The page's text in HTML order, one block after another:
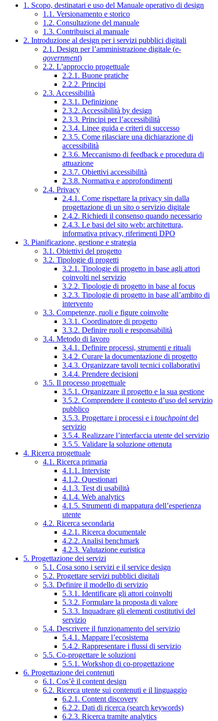
1. Scopo, destinatari e uso del Manuale operativo di design
1.1. Versionamento e storico
1.2. Consultazione del manuale
1.3. Contribuisci al manuale
2. Introduzione al design per i servizi pubblici digitali
2.1. Design per l’amministrazione digitale (e-
government)
2.2. L’approccio progettuale
2.2.1. Buone pratiche
2.2.2. Principi
2.3. Accessibilità
2.3.1. Definizione
2.3.2. Accessibilità by design
2.3.3. Principi per l’accessibilità
2.3.4. Linee guida e criteri di successo
2.3.5. Come rilasciare una dichiarazione di
accessibilità
2.3.6. Meccanismo di feedback e procedura di
attuazione
2.3.7. Obiettivi accessibilità
2.3.8. Normativa e approfondimenti
2.4. Privacy
2.4.1. Come rispettare la privacy sin dalla
progettazione di un sito o servizio digitale
2.4.2. Richiedi il consenso quando necessario
2.4.3. Le basi del sito web: architettura,
informativa privacy, riferimenti DPO
3. Pianificazione, gestione e strategia
3.1. Obiettivi del progetto
3.2. Tipologie di progetti
3.2.1. Tipologie di progetto in base agli attori
coinvolti nel servizio
3.2.2. Tipologie di progetto in base al focus
3.2.3. Tipologie di progetto in base all’ambito di
intervento
3.3. Competenze, ruoli e figure coinvolte
3.3.1. Coordinatore di progetto
3.3.2. Definire ruoli e responsabilità
3.4. Metodo di lavoro
3.4.1. Definire processi, strumenti e rituali
3.4.2. Curare la documentazione di progetto
3.4.3. Organizzare tavoli tecnici collaborativi
3.4.4. Prendere decisioni
3.5. Il processo progettuale
3.5.1. Organizzare il progetto e la sua gestione
3.5.2. Comprendere il contesto d’uso del servizio
pubblico
3.5.3. Progettare i processi e i touchpointdel
servizio
3.5.4. Realizzare l’interfaccia utente del servizio
3.5.5. Validare la soluzione ottenuta
4. Ricerca progettuale
4.1. Ricerca primaria
4.1.1. Interviste
4.1.2. Questionari
4.1.3. Test di usabilità
4.1.4. Web analytics
4.1.5. Strumenti di mappatura dell’esperienza
utente
4.2. Ricerca secondaria
4.2.1. Ricerca documentale
4.2.2. Analisi benchmark
4.2.3. Valutazione euristica
5. Progettazione dei servizi
5.1. Cosa sono i servizi e il service design
5.2. Progettare servizi pubblici digitali
5.3. Definire il modello di servizio
5.3.1. Identificare gli attori coinvolti
5.3.2. Formulare la proposta di valore
5.3.3. Inquadrare gli elementi costitutivi del
servizio
5.4. Descrivere il funzionamento del servizio
5.4.1. Mappare l’ecosistema
5.4.2. Rappresentare i flussi di servizio
5.5. Co-progettare le soluzioni
5.5.1. Workshop di co-progettazione
6. Progettazione dei contenuti
6.1. Cos’è il content design
6.2. Ricerca utente sui contenuti e il linguaggio
6.2.1. Content discovery
6.2.2. Dati di ricerca (search keywords)
6.2.3. Ricerca tramite analytics